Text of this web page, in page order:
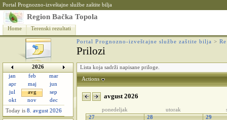
Portal Prognozno-izveštajne službe zaštite bilja
Region Bačka Topola
Home Terenski rezultati
Portal Prognozno-izveštajne službe zaštite bilja >
Prilozi
2026
jan
feb
mar
apr
maj
jun
jul
avg
sep
okt
nov
dec
Today is 8. avgust 2026
Lista koja sadrži napisane priloge.
Actions
avgust 2026
ponedeljak utorak
27
28 29